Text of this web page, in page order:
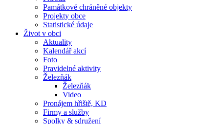
Památkové chráněné objekty
Projekty obce
Statistické údaje
Život v obci
Aktuality
Kalendář akcí
Foto
Pravidelné aktivity
Železňák
Železňák
Video
Pronájem hřiště, KD
Firmy a služby
Spolky & sdružení